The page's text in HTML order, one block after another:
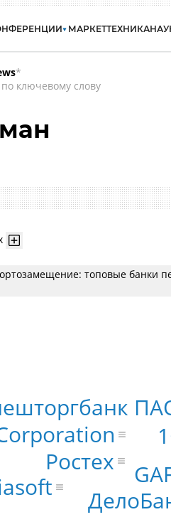
МАРКЕТТЕХНИКА
*
ключевому слову
топовые банки
Ростех